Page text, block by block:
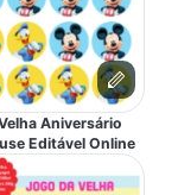
Aniversário
Editável Online